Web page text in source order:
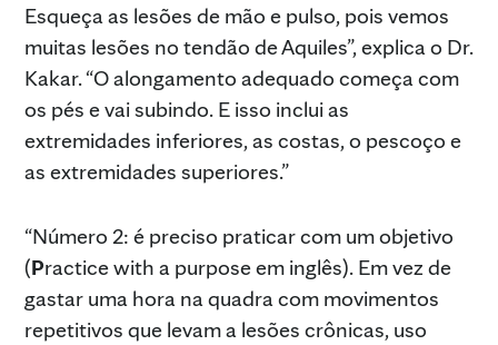
Esqueça as lesões de mão e pulso, pois vemos
muitas lesões no tendão de Aquiles”, explica o Dr.
Kakar. “O alongamento adequado começa com
os pés e vai subindo. E isso inclui as
extremidades inferiores, as costas, o pescoço e
as extremidades superiores.”
“Número 2: é preciso praticar com um objetivo
(Practice with a purpose em inglês). Em vez de
gastar uma hora na quadra com movimentos
repetitivos que levam a lesões crônicas, uso